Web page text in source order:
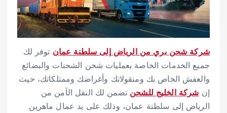
شركة شحن بري من الرياض إلى سلطنة عمان توفر لك
جميع الخدمات الخاصة بعمليات شحن الشحنات والبضائع
والعفش الخاص بك ومنقولاتك وأغراضك وممتلكاتك، حيث
إن شركة الخليج للشحن تضمن لك النقل الآمن من
الرياض إلى سلطنة عمان، وذلك على يد عمال ماهرين